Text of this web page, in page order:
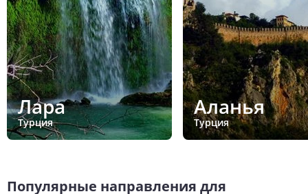
Лара
Турция
Аланья
Турция
Популярные направления для